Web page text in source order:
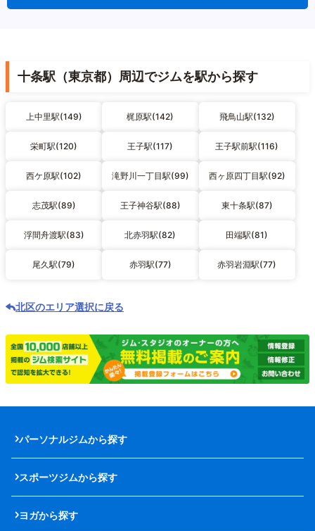
十条駅（東京都）周辺でジムを駅から探す
上中里駅(149) 梶原駅(142) 飛鳥山駅(132)
栄町駅(120) 王子駅(117) 王子駅前駅(116)
西ケ原駅(102) 滝野川一丁目駅(99) 西ヶ原四丁目駅(92)
志茂駅(89) 王子神谷駅(88) 東十条駅(87)
浮間舟渡駅(83) 北赤羽駅(82) 田端駅(81)
尾久駅(79) 赤羽駅(77) 赤羽岩淵駅(77)
北区のエリア選択に戻る
パーソナルジムから探す
スポーツジムから探す
ヨガから探す